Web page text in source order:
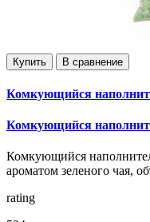
Купить В сравнение
Комкующийся
Комкующийся
Комкующийся
ароматом зеленого чая,
rating